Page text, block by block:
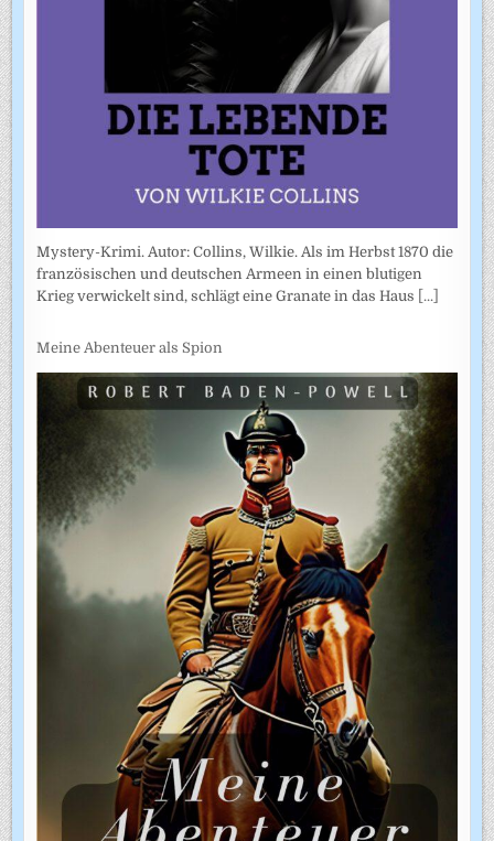
Mystery-Krimi. Autor: Collins, Wilkie. Als im Herbst 1870 die
französischen und deutschen Armeen in einen blutigen
Krieg verwickelt sind, schlägt eine Granate in das Haus [...]
Meine Abenteuer als Spion